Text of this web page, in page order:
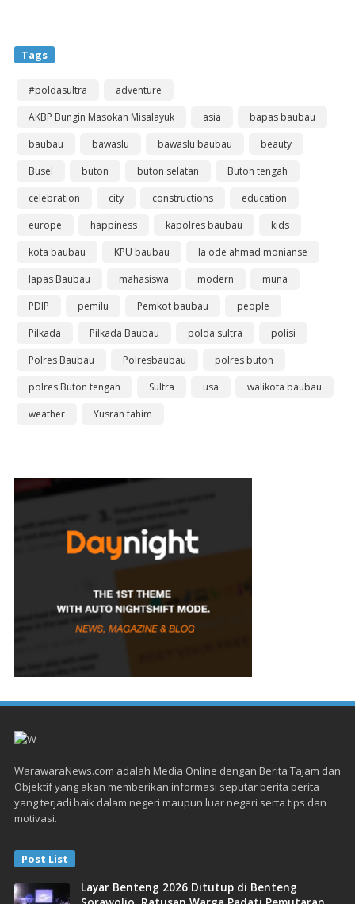
Tags
#poldasultra
adventure
AKBP Bungin Masokan Misalayuk
asia
bapas baubau
baubau
bawaslu bawaslu baubau
beauty
Busel
buton buton selatan
Buton tengah
celebration
city constructions
education
europe
happiness kapolres baubau
kids
kota baubau
KPU baubau
la ode ahmad monianse
lapas Baubau
mahasiswa modern
muna
PDIP
pemilu Pemkot baubau
people
Pilkada
Pilkada Baubau polda sultra
polisi
Polres Baubau
Polresbaubau
polres buton
polres Buton tengah
Sultra usa
walikota baubau
weather
Yusran fahim
WarawaraNews.com adalah Media Online dengan Berita Tajam dan
Objektif yang akan memberikan informasi seputar berita berita
yang terjadi baik dalam negeri maupun luar negeri serta tips dan
motivasi.
Post List
Layar Benteng 2026 Ditutup di Benteng